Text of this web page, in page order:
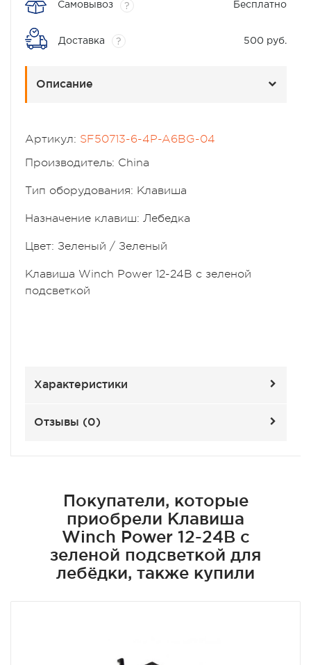
Самовывоз ? Бесплатно
Доставка ? 500 руб.
Описание
Артикул: SF50713-6-4P-A6BG-04
Производитель: China
Тип оборудования: Клавиша
Назначение клавиш: Лебедка
Цвет: Зеленый / Зеленый
Клавиша Winch Power 12-24В с зеленой
подсветкой
Характеристики
Отзывы (0)
Покупатели, которые
приобрели Клавиша
Winch Power 12-24В с
зеленой подсветкой для
лебёдки, также купили